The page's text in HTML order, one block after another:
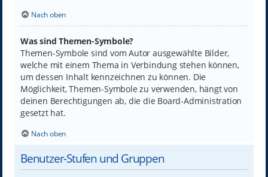
Nach oben
Was sind Themen-Symbole?
Themen-Symbole sind vom Autor ausgewählte Bilder,
welche mit einem Thema in Verbindung stehen können,
um dessen Inhalt kennzeichnen zu können. Die
Möglichkeit, Themen-Symbole zu verwenden, hängt von
deinen Berechtigungen ab, die die Board-Administration
gesetzt hat.
Nach oben
Benutzer-Stufen und Gruppen